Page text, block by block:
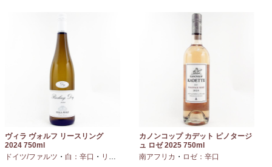
ヴィラ ヴォルフ リースリング
2024 750ml
ドイツ/ファルツ ・ 白：辛口 ・ リースリング
カノンコップ カデット ピノタージ
ュ ロゼ 2025 750ml
南アフリカ ・ ロゼ：辛口